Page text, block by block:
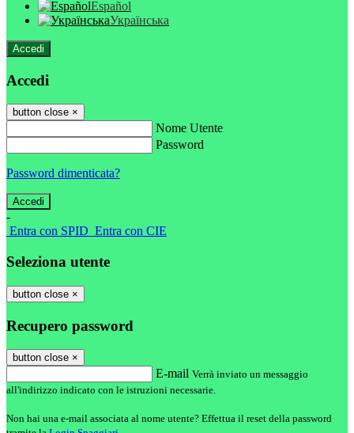
Español
Українська
Accedi
Accedi
button close ×
Nome Utente
Password
Password dimenticata?
-
Entra con SPID Entra con CIE
Seleziona utente
button close ×
Recupero password
button close ×
E-mail Verrà inviato un messaggio
all'indirizzo indicato con le istruzioni necessarie.
Non hai una e-mail associata al nome utente? Effettua il reset della password